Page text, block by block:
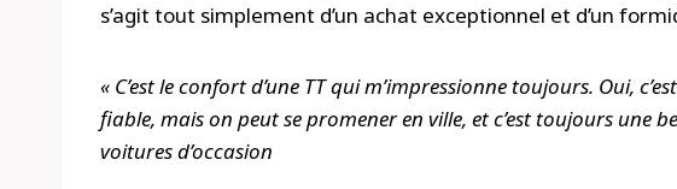
s’agit tout simplement d’un achat exceptionnel et d’un
« C’est le confort d’une TT qui m’impressionne toujours. Oui,
fiable, mais on peut se promener en ville, et c’est toujours une
voitures d’occasion